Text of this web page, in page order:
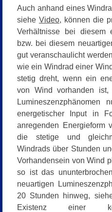
Auch anhand eines
siehe Video, können die
Verhältnisse bei diesem
bzw. bei diesem
gut veranschaulicht
wie ein Windrad einer
stetig dreht, wenn ein
von Wind vorhanden
energetischer Input in
anregenden Energieform
die stetige und
Windrads über Stunden
Vorhandensein von Wind
so ist das
neuartigen
20 Stunden hinweg,
Existenz einer